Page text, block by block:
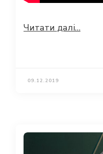
Читати далі…
09.12.2019